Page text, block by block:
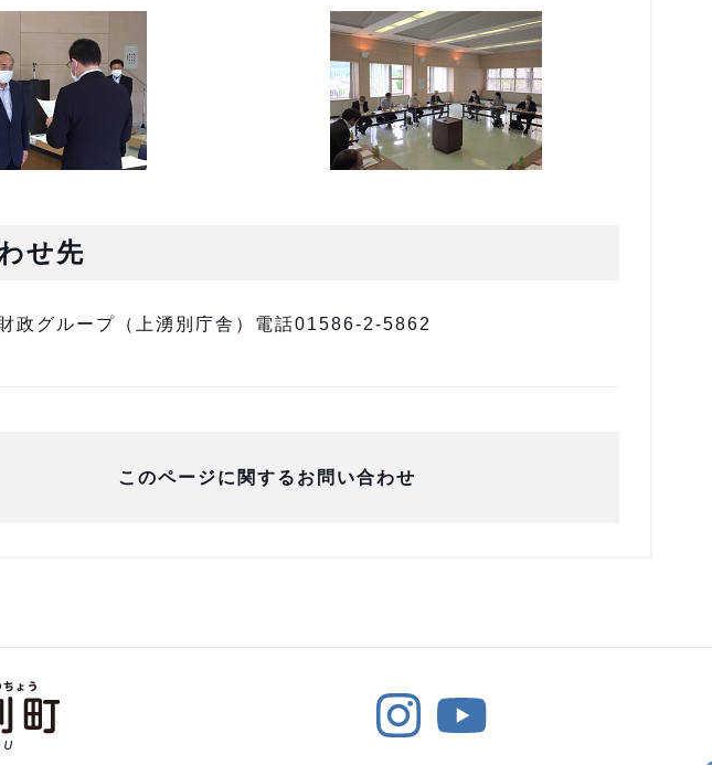
せ先
政グループ（上湧別庁舎）電話01586-2-5862
このページに関するお問い合わせ